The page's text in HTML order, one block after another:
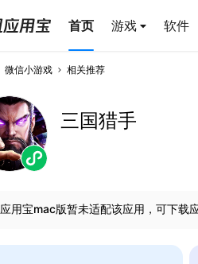
首页 游戏 软件
微信小游戏 相关推荐
三国猎手
应用宝mac版暂未适配该应用，可下载